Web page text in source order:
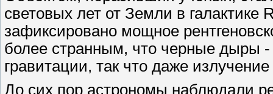
световых лет от Земли в
зафиксировано мощное
более странным, что черные дыры
гравитации, так что даже
До сих пор астрономы наблюдали